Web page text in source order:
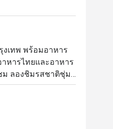
งเทพ พร้อมอาหาร
หารไทยและอาหาร
ม ลองชิมรสชาติชุ่ม
ของหวานรสเยี่ยม
ลางวันและมื้อค่ำ